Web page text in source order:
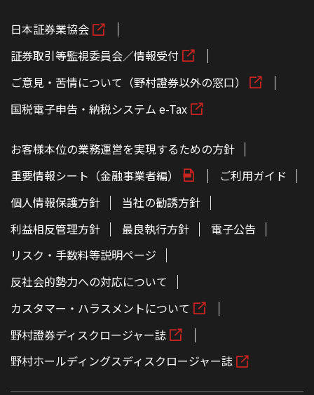
日本証券業協会
証券取引等監視委員会／情報受付
ご意見・苦情について（野村證券以外の窓口）
国税電子申告・納税システム e-Tax
お客様本位の業務運営を実現するための方針
重要情報シート（金融事業者編）
ご利用ガイド
個人情報保護方針
当社の勧誘方針
利益相反管理方針
最良執行方針
電子公告
リスク・手数料等説明ページ
反社会的勢力への対応について
カスタマー・ハラスメントについて
野村證券ディスクロージャー誌
野村ホールディングスディスクロージャー誌